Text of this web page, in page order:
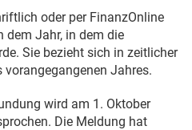
oder per FinanzOnline
dem Jahr, in dem die
Sie bezieht sich in zeitlicher
Jahres.
wird am 1. Oktober
Die Meldung hat